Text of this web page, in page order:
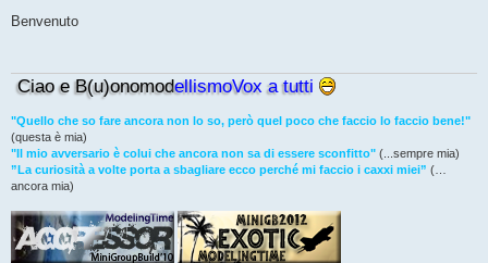
s
i
o
Benvenuto
Ciao e B(u)onomodellismoVox a tutti
"Quello che so fare ancora non lo so, però quel poco che faccio lo faccio bene!"
(questa è mia)
"Il mio avversario è colui che ancora non sa di essere sconfitto" (...sempre mia)
”La curiosità a volte porta a sbagliare ecco perché mi faccio i caxxi miei” (…
ancora mia)